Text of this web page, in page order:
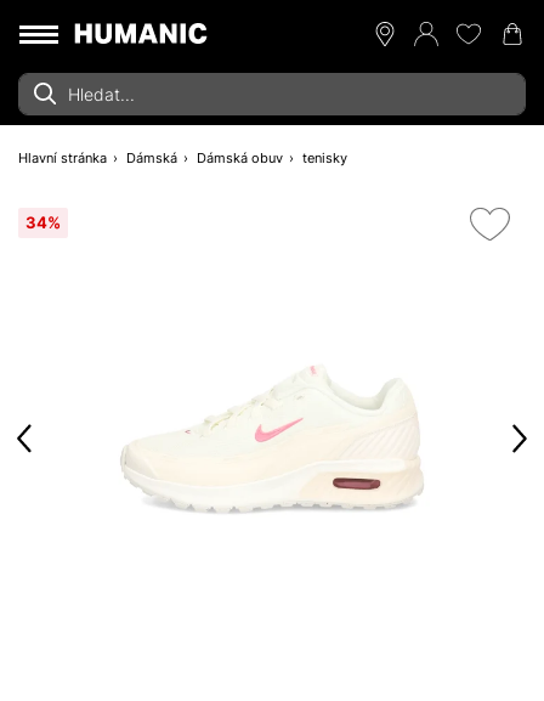
Hlavní stránka Dámská Dámská obuv tenisky
34%